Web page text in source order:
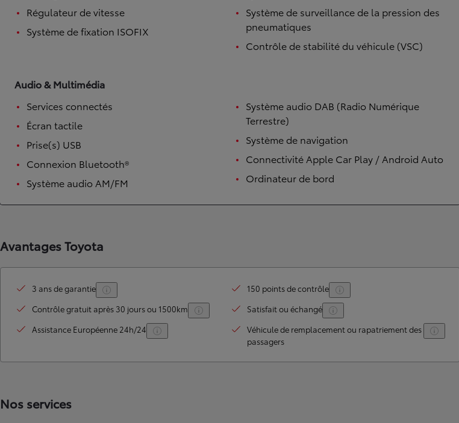
HYBRIDE OU HYBRIDE RECHARGEABLE
Disponible rapidement
Régulateur de vitesse
Système de fixation ISOFIX
Système de surveillance de la pression des
pneumatiques
Contrôle de stabilité du véhicule (VSC)
Audio & Multimédia
Services connectés
Écran tactile
Prise(s) USB
Connexion Bluetooth®
Système audio AM/FM
Système audio DAB (Radio Numérique
Terrestre)
Système de navigation
Connectivité Apple Car Play / Android Auto
Ordinateur de bord
Avantages Toyota
3 ans de garantie
150 points de contrôle
Contrôle gratuit après 30 jours ou 1500km
Satisfait ou échangé
Assistance Européenne 24h/24
Véhicule de remplacement ou rapatriement des
passagers
Nos services